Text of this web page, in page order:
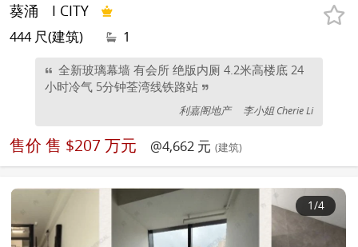
葵涌 I CITY
444 尺(建筑) 1
全新玻璃幕墙 有会所 绝版内厕 4.2米高楼底 24
小时冷气 5分钟荃湾线铁路站
利嘉阁地产 李小姐 Cherie Li
售价 售 $207 万元 @4,662 元 (建筑)
1/4